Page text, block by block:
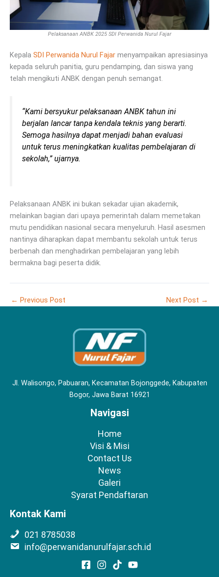
Pelaksanaan ANBK 2025 SDI Perwanida Nurul Fajar
Kepala SDI Perwanida Nurul Fajar menyampaikan apresiasinya
kepada seluruh panitia, guru pendamping, dan siswa yang
telah mengikuti ANBK dengan penuh semangat.
“Kami bersyukur pelaksanaan ANBK tahun ini
berjalan lancar tanpa kendala teknis yang berarti.
Semoga hasilnya dapat menjadi bahan evaluasi
untuk terus meningkatkan kualitas pembelajaran di
sekolah,” ujarnya.
Pelaksanaan ANBK ini bukan sekadar ujian akademik,
melainkan bagian dari upaya pemerintah dalam memetakan
mutu pendidikan nasional secara menyeluruh. Hasil asesmen
nantinya diharapkan dapat membantu sekolah untuk terus
berbenah dan menghadirkan pembelajaran yang lebih
bermakna bagi peserta didik.
← Previous Post Next Post →
Jl. Walisongo, Pabuaran, Kecamatan Bojonggede, Kabupaten
Bogor, Jawa Barat 16921
Navigasi
Home
Visi & Misi
Contact Us
News
Galeri
Syarat Pendaftaran
Kontak Kami
021 8785038
info@perwanidanurulfajar.sch.id